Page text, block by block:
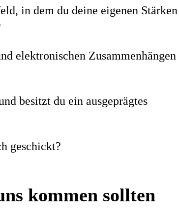
in dem du deine eigenen Stärken
elektronischen Zusammenhängen
besitzt du ein ausgeprägtes
geschickt?
kommen sollten